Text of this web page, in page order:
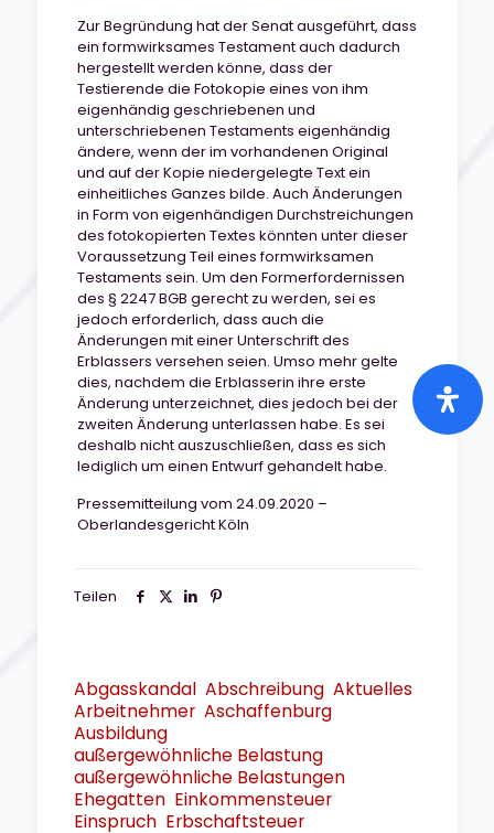
Zur Begründung hat der Senat ausgeführt, dass
ein formwirksames Testament auch dadurch
hergestellt werden könne, dass der
Testierende die Fotokopie eines von ihm
eigenhändig geschriebenen und
unterschriebenen Testaments eigenhändig
ändere, wenn der im vorhandenen Original
und auf der Kopie niedergelegte Text ein
einheitliches Ganzes bilde. Auch Änderungen
in Form von eigenhändigen Durchstreichungen
des fotokopierten Textes könnten unter dieser
Voraussetzung Teil eines formwirksamen
Testaments sein. Um den Formerfordernissen
des § 2247 BGB gerecht zu werden, sei es
jedoch erforderlich, dass auch die
Änderungen mit einer Unterschrift des
Erblassers versehen seien. Umso mehr gelte
dies, nachdem die Erblasserin ihre erste
Änderung unterzeichnet, dies jedoch bei der
zweiten Änderung unterlassen habe. Es sei
deshalb nicht auszuschließen, dass es sich
lediglich um einen Entwurf gehandelt habe.
Pressemitteilung vom 24.09.2020 –
Oberlandesgericht Köln
Teilen
Abgasskandal Abschreibung Aktuelles
Arbeitnehmer Aschaffenburg
Ausbildung
außergewöhnliche Belastung
außergewöhnliche Belastungen
Ehegatten Einkommensteuer
Einspruch Erbschaftsteuer